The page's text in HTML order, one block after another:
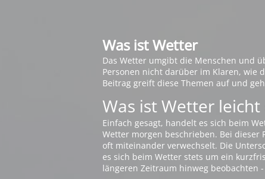
Was ist Wetter
Das Wetter umgibt die Menschen und
Personen nicht darüber im Klaren, wie
Beitrag greift diese Themen auf und
Was ist Wetter
Einfach gesagt, handelt es sich beim
Wetter morgen beschrieben. Bei
oft miteinander verwechselt. Die
es sich beim Wetter stets um ein
längeren Zeitraum hinweg beobachten